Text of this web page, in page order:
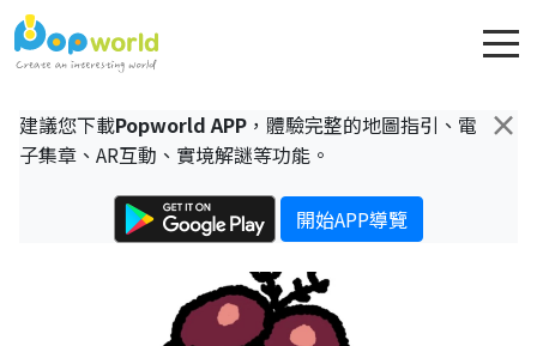
×
建議您下載Popworld APP ，體驗完整的地圖指引、電
子集章、AR互動、實境解謎等功能。
開始APP導覽